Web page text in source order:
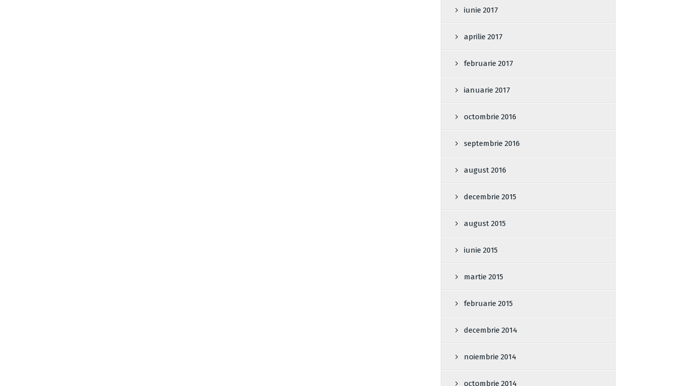
iunie 2017
aprilie 2017
februarie 2017
ianuarie 2017
octombrie 2016
septembrie 2016
august 2016
decembrie 2015
august 2015
iunie 2015
martie 2015
februarie 2015
decembrie 2014
noiembrie 2014
octombrie 2014